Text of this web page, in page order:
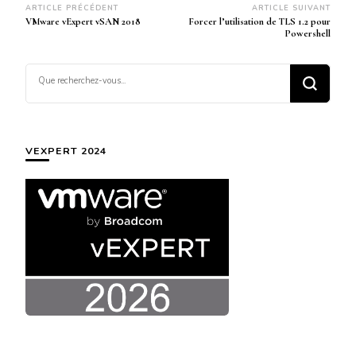
Navigation
d’article
ARTICLE PRÉCÉDENT
VMware vExpert vSAN 2018
ARTICLE SUIVANT
Forcer l’utilisation de TLS 1.2 pour
Powershell
recherchiez
quelque
VEXPERT 2024